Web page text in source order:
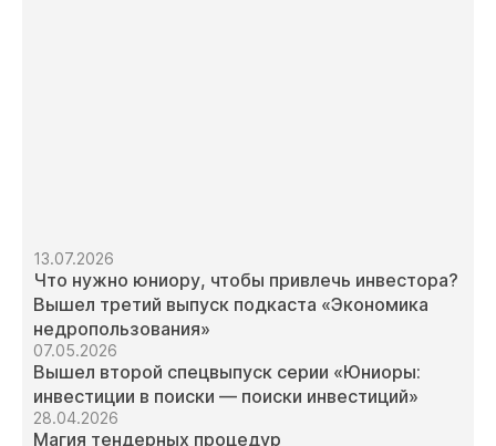
13.07.2026
Что нужно юниору, чтобы привлечь инвестора?
Вышел третий выпуск подкаста «Экономика
недропользования»
07.05.2026
Вышел второй спецвыпуск серии «Юниоры:
инвестиции в поиски — поиски инвестиций»
28.04.2026
Магия тендерных процедур